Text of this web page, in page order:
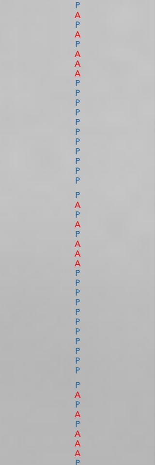
P
A
P
A
P
A
A
A
P
P
P
P
P
P
P
P
P
P
P
P
A
P
A
P
A
A
A
P
P
P
P
P
P
P
P
P
P
P
P
A
P
A
P
A
A
A
P